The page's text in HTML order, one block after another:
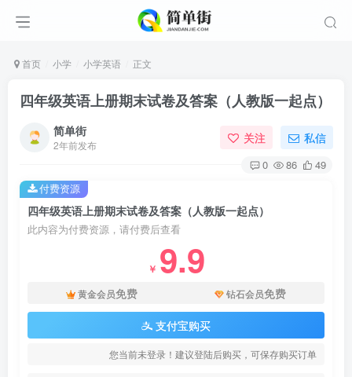
首页 小学 小学英语 正文
四年级英语上册期末试卷及答案（人教版一起点）
简单街
2年前发布 关注 私信
0 86 49
四年级英语上册期末试卷及答案（人教版一起点）
此内容为付费资源，请付费后查看
￥ 9.9
黄金会员免费 钻石会员免费
支付宝购买
您当前未登录！建议登陆后购买，可保存购买订单
付费资源